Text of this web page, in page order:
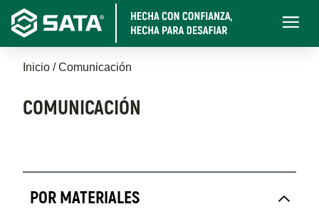
Pasar
contenido
principal
Main
Sobrescribir
enlaces
a
Inicio Comunicación
COMUNICACIÓN
Comunicación
POR MATERIALES